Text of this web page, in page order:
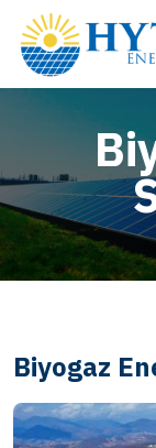
Biyogaz